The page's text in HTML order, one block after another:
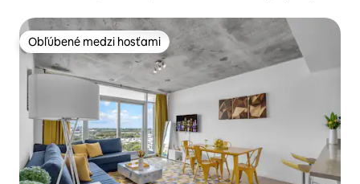
Obľúbené medzi hosťami
Obľúbené medzi hosťami